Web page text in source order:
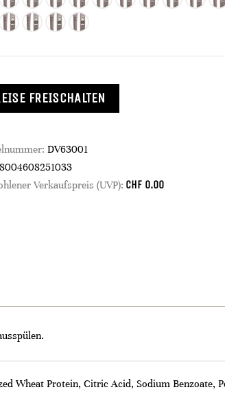
FREISCHALTEN
DV63001
8004608251033
Verkaufspreis (UVP): CHF 0.00
Wheat Protein, Citric Acid, Sodium Benzoate,